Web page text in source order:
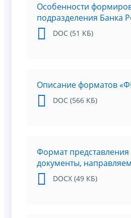
Особенности
подразделения Банка
DOC (51 КБ)
Описание форматов
DOC (566 КБ)
Формат
документы,
DOCX (49 КБ)